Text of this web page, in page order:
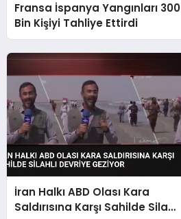
Fransa İspanya Yangınları 300
Bin Kişiyi Tahliye Ettirdi
İran Halkı ABD Olası Kara
Saldırısına Karşı Sahilde Silahlı